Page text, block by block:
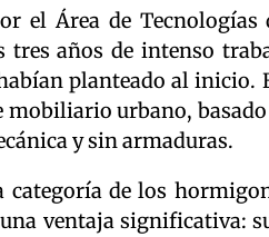
el Área de Tecnologías
años de intenso
planteado al inicio.
mobiliario urbano,
y sin armaduras.
categoría de los
ventaja significativa: